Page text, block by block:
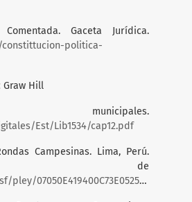
Gaceta Jurídica.
politica-
Graw Hill
Est/Lib1534/cap12.pdf
Campesinas. Lima, Perú.
de